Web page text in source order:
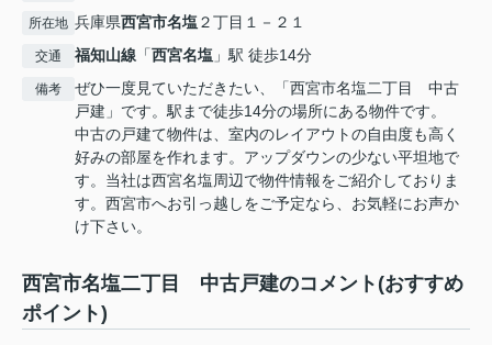
所在地 兵庫県西宮市名塩 ２丁目１－２１
交通 福知山線 「西宮名塩 」駅 徒歩14分
備考
ぜひ一度見ていただきたい、「西宮市名塩二丁目 中古
戸建」です。駅まで徒歩14分の場所にある物件です。
中古の戸建て物件は、室内のレイアウトの自由度も高く
好みの部屋を作れます。アップダウンの少ない平坦地で
す。当社は西宮名塩周辺で物件情報をご紹介しておりま
す。西宮市へお引っ越しをご予定なら、お気軽にお声か
け下さい。
西宮市名塩二丁目 中古戸建のコメント(おすすめ
ポイント)